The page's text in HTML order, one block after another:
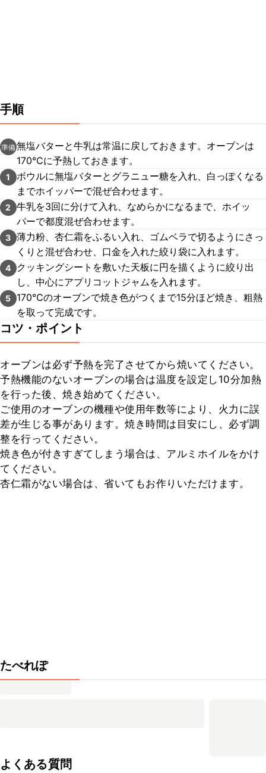
手順
準備無塩バターと牛乳は常温に戻しておきます。オーブンは
170℃に予熱しておきます。
1
ボウルに無塩バターとグラニュー糖を入れ、白っぽくなる
までホイッパーで混ぜ合わせます。
2
牛乳を3回に分けて入れ、なめらかになるまで、ホイッ
パーで都度混ぜ合わせます。
3 薄力粉、杏仁霜をふるい入れ、ゴムベラで切るようにさっ
くりと混ぜ合わせ、口金を入れた絞り袋に入れます。
4
クッキングシートを敷いた天板に円を描くように絞り出
し、中心にアプリコットジャムを入れます。
5
170℃のオーブンで焼き色がつくまで15分ほど焼き、粗熱
を取って完成です。
コツ・ポイント
オーブンは必ず予熱を完了させてから焼いてください。
予熱機能のないオーブンの場合は温度を設定し10分加熱
を行った後、焼き始めてください。
ご使用のオーブンの機種や使用年数等により、火力に誤
差が生じる事があります。焼き時間は目安にし、必ず調
整を行ってください。
焼き色が付きすぎてしまう場合は、アルミホイルをかけ
てください。
杏仁霜がない場合は、省いてもお作りいただけます。
たべれぽ
よくある質問